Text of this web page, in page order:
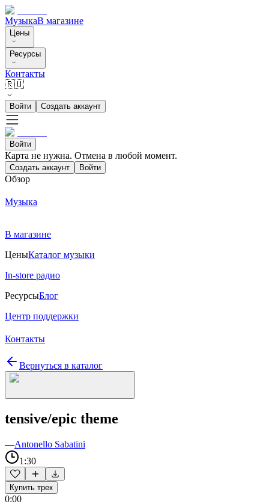
МузыкаВ магазине
Цены
Ресурсы
Контакты
🇷🇺
Войти Создать аккаунт
Войти
Карта не нужна. Отмена в любой момент.
Создать аккаунт Войти
Обзор
Музыка
В магазине
ЦеныКаталог музыки
In-store радио
РесурсыБлог
Центр поддержки
Контакты
Вернуться в каталог
tensive/epic theme
—Antonello Sabatini
1:30
Купить трек
0:00